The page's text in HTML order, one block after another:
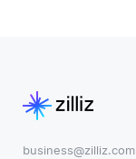
business@zilliz.com